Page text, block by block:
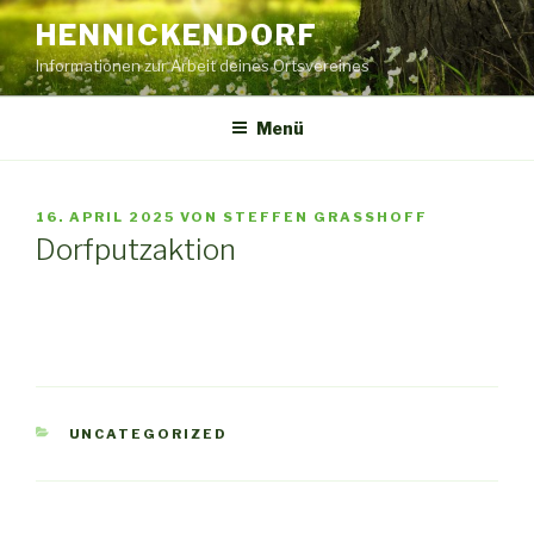
Zum
Inhalt
springen
HENNICKENDORF
Informationen zur Arbeit deines Ortsvereines
Menü
VERÖFFENTLICHT
AM
16. APRIL 2025 VON STEFFEN GRASSHOFF
Dorfputzaktion
KATEGORIEN
UNCATEGORIZED